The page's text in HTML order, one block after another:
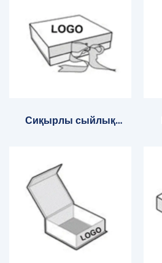
Сиқырлы сыйлық